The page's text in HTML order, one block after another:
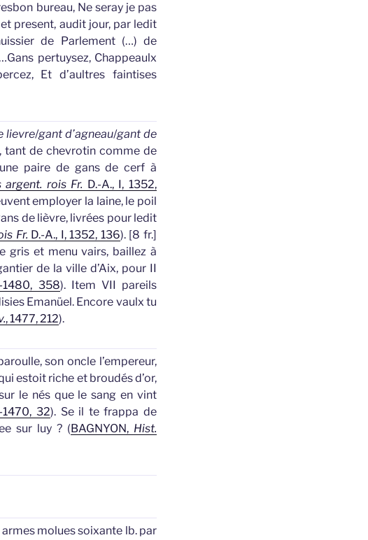
bureau, Ne seray je pas
present, audit jour, par ledit
de Parlement (…) de
Gans pertuysez, Chappeaulx
Et d’aultres faintises
lievre/gant d’agneau/gant de
, tant de chevrotin comme de
paire de gansde cerf à
argent. rois Fr. D.-A., I, 1352,
employer la laine, le poil
de lièvre, livrées pour ledit
Fr. D.-A., I, 1352, 136). [8 fr.]
gris et menu vairs, baillez à
de la ville d’Aix, pour II
1480, 358). Item VII pareils
Emanüel. Encore vaulx tu
, 1477, 212).
son oncle l’empereur,
estoit riche et broudés d’or,
le nés que le sang en vint
1470, 32). Se il te frappa de
sur luy ? (BAGNYON, Hist.
molues soixante lb. par